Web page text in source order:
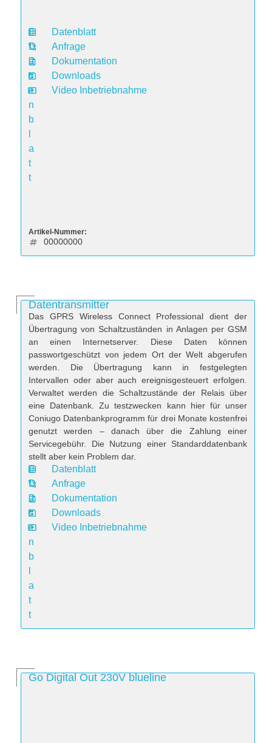
D
a
t
e
n
b
a
t
t
Datenblatt
Anfrage
Dokumentation
Downloads
Video Inbetriebnahme
Artikel-Nummer:
00000000
Datentransmitter
Das GPRS Wireless Connect Professional dient der
Übertragung von Schaltzuständen in Anlagen per GSM
an einen Internetserver. Diese Daten können
passwortgeschützt von jedem Ort der Welt abgerufen
werden. Die Übertragung kann in festgelegten
Intervallen oder aber auch ereignisgesteuert erfolgen.
Verwaltet werden die Schaltzustände der Relais über
eine Datenbank. Zu testzwecken kann hier für unser
Coniugo Datenbankprogramm für drei Monate kostenfrei
genutzt werden – danach über die Zahlung einer
Servicegebühr. Die Nutzung einer Standarddatenbank
stellt aber kein Problem dar.
D
a
t
e
n
b
a
t
t
Datenblatt
Anfrage
Dokumentation
Downloads
Video Inbetriebnahme
Go Digital Out 230V blueline